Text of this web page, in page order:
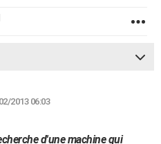
2013 06:03
d'une machine qui